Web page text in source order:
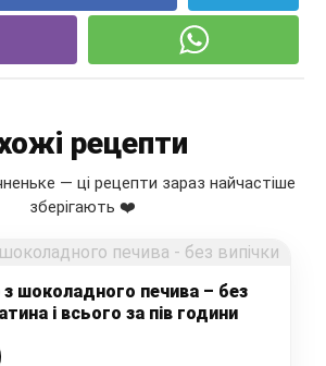
рецепти
— ці рецепти зараз найчастіше
зберігають ❤️
шоколадного печива – без
і всього за пів години